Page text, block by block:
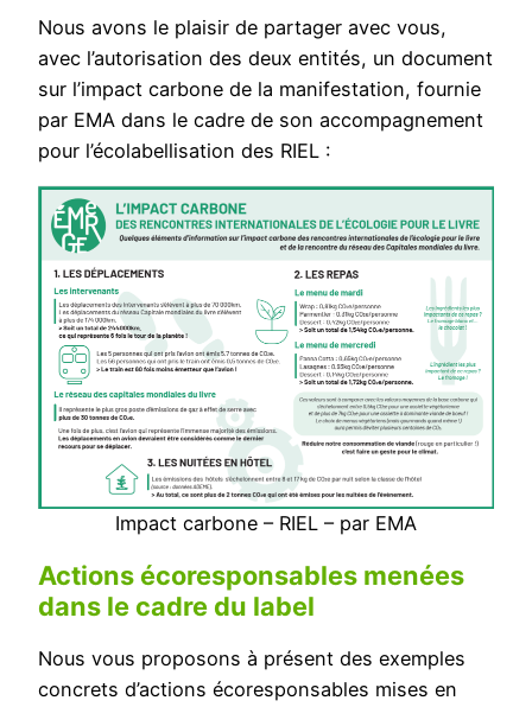
Nous avons le plaisir de partager avec vous,
avec l’autorisation des deux entités, un document
sur l’impact carbone de la manifestation, fournie
par EMA dans le cadre de son accompagnement
pour l’écolabellisation des RIEL :
Impact carbone – RIEL – par EMA
Actions écoresponsables menées
dans le cadre du label
Nous vous proposons à présent des exemples
concrets d’actions écoresponsables mises en